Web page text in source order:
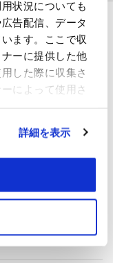
状況についても
告配信、データ
ます。ここで収
ーに提供した他
した際に収集さ
によって使用さ
詳細を表示